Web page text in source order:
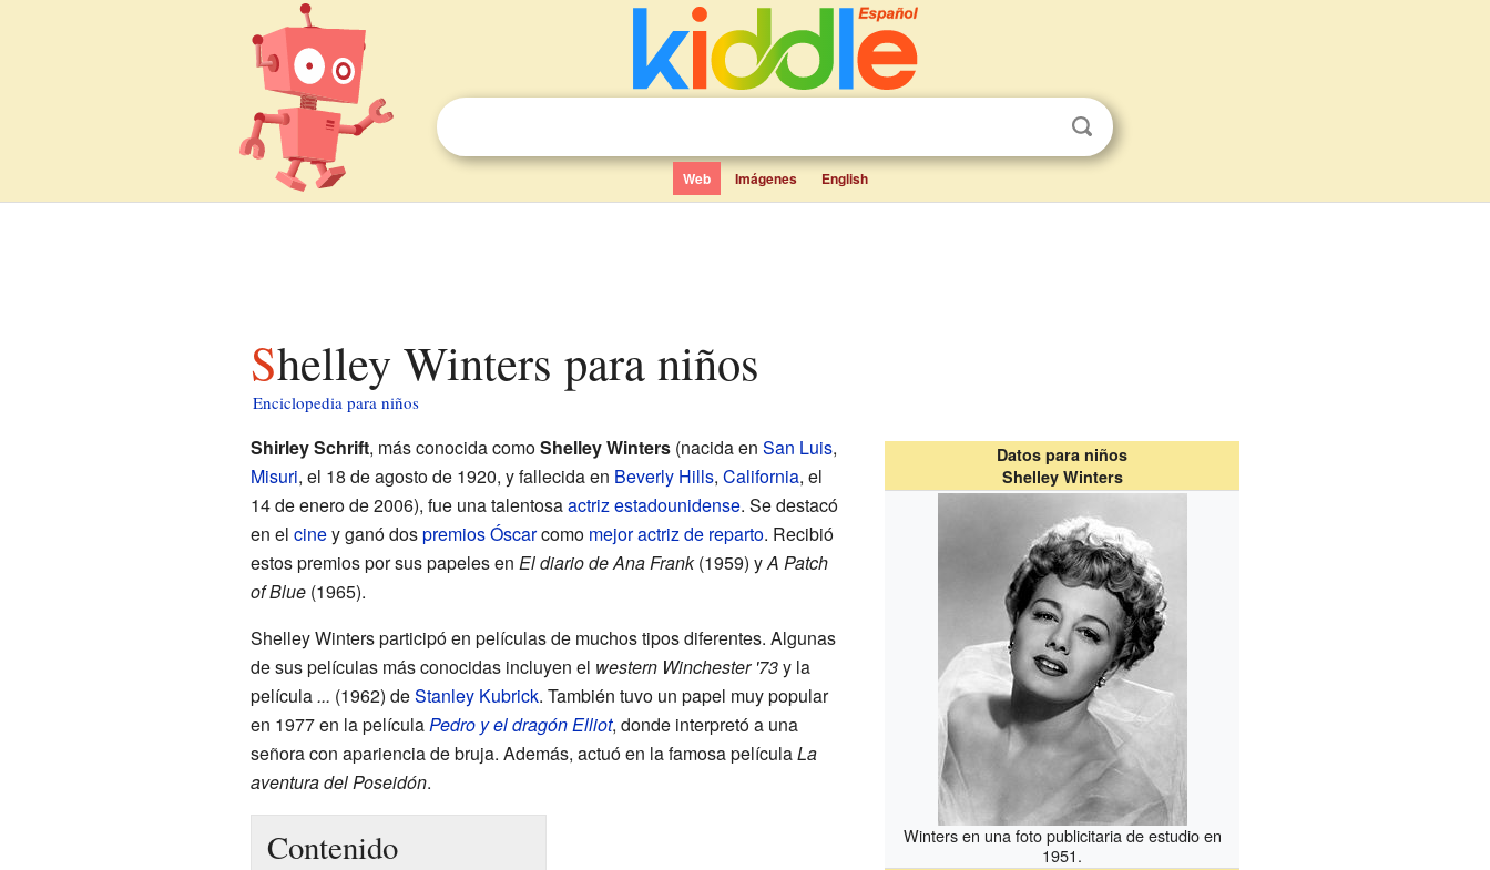
Web Imágenes English
Shelley Winters para niños
Enciclopedia para niños
Datos para niños
Shelley Winters
Winters en una foto publicitaria de estudio en
1951.
Shirley Schrift, más conocida comoShelley Winters(nacida en San Luis,
Misuri, el 18 de agosto de 1920, y fallecida en Beverly Hills, California, el
14 de enero de 2006), fue una talentosaactrizestadounidense. Se destacó
en el ciney ganó dospremios Óscarcomo mejor actriz de reparto. Recibió
estos premios por sus papeles en El diario de Ana Frank(1959) yA Patch
of Blue(1965).
Shelley Winters participó en películas de muchos tipos diferentes. Algunas
de sus películas más conocidas incluyen el western Winchester '73y la
película... (1962) deStanley Kubrick. También tuvo un papel muy popular
en 1977 en la películaPedro y el dragón Elliot, donde interpretó a una
señora con apariencia de bruja. Además, actuó en la famosa películaLa
aventura del Poseidón.
Contenido